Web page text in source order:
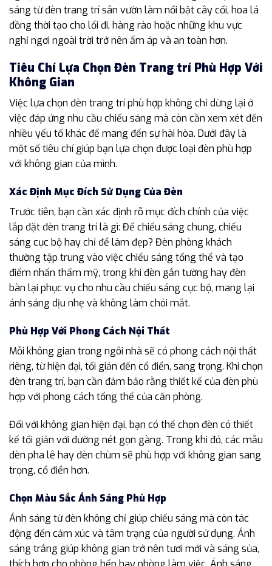
sáng từ đèn trang trí sân vườn làm nổi bật cây cối, hoa lá
đồng thời tạo cho lối đi, hàng rào hoặc những khu vực
nghỉ ngơi ngoài trời trở nên ấm áp và an toàn hơn.
Tiêu Chí Lựa Chọn Đèn Trang trí Phù Hợp Với
Không Gian
Việc lựa chọn đèn trang trí phù hợp không chỉ dừng lại ở
việc đáp ứng nhu cầu chiếu sáng mà còn cần xem xét đến
nhiều yếu tố khác để mang đến sự hài hòa. Dưới đây là
một số tiêu chí giúp bạn lựa chọn được loại đèn phù hợp
với không gian của mình.
Xác Định Mục Đích Sử Dụng Của Đèn
Trước tiên, bạn cần xác định rõ mục đích chính của việc
lắp đặt đèn trang trí là gì: Để chiếu sáng chung, chiếu
sáng cục bộ hay chỉ để làm đẹp? Đèn phòng khách
thường tập trung vào việc chiếu sáng tổng thể và tạo
điểm nhấn thẩm mỹ, trong khi đèn gắn tường hay đèn
bàn lại phục vụ cho nhu cầu chiếu sáng cục bộ, mang lại
ánh sáng dịu nhẹ và không làm chói mắt.
Phù Hợp Với Phong Cách Nội Thất
Mỗi không gian trong ngôi nhà sẽ có phong cách nội thất
riêng, từ hiện đại, tối giản đến cổ điển, sang trọng. Khi chọn
đèn trang trí, bạn cần đảm bảo rằng thiết kế của đèn phù
hợp với phong cách tổng thể của căn phòng.
Đối với không gian hiện đại, bạn có thể chọn đèn có thiết
kế tối giản với đường nét gọn gàng. Trong khi đó, các mẫu
đèn pha lê hay đèn chùm sẽ phù hợp với không gian sang
trọng, cổ điển hơn.
Chọn Màu Sắc Ánh Sáng Phù Hợp
Ánh sáng từ đèn không chỉ giúp chiếu sáng mà còn tác
động đến cảm xúc và tâm trạng của người sử dụng. Ánh
sáng trắng giúp không gian trở nên tươi mới và sáng sủa,